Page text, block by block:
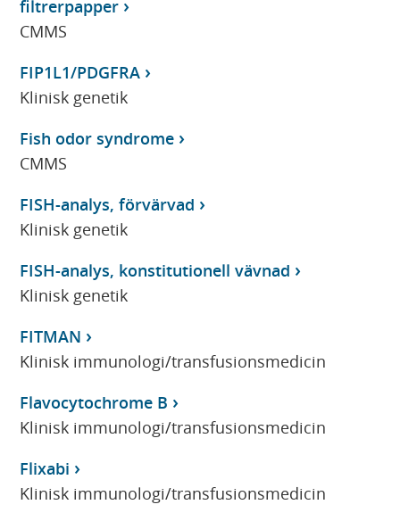
filtrerpapper
CMMS
FIP1L1/PDGFRA
Klinisk genetik
Fish odor syndrome
CMMS
FISH-analys, förvärvad
Klinisk genetik
FISH-analys, konstitutionell vävnad
Klinisk genetik
FITMAN
Klinisk immunologi/transfusionsmedicin
Flavocytochrome B
Klinisk immunologi/transfusionsmedicin
Flixabi
Klinisk immunologi/transfusionsmedicin